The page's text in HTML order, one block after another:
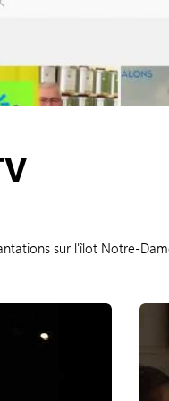
sur l'îlot Notre-